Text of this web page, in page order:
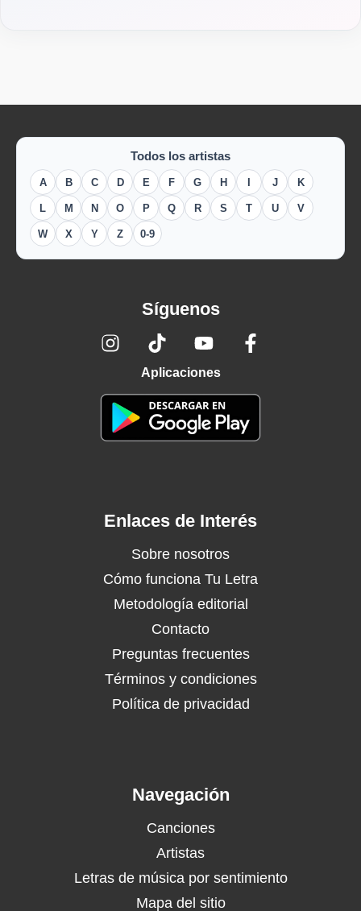
Todos los artistas
A B C D E F G H I J K
L M N O P Q R S T U V
W X Y Z 0-9
Síguenos
Aplicaciones
Enlaces de Interés
Sobre nosotros
Cómo funciona Tu Letra
Metodología editorial
Contacto
Preguntas frecuentes
Términos y condiciones
Política de privacidad
Navegación
Canciones
Artistas
Letras de música por sentimiento
Mapa del sitio